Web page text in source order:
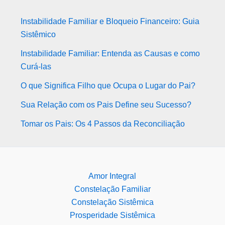
Instabilidade Familiar e Bloqueio Financeiro: Guia
Sistêmico
Instabilidade Familiar: Entenda as Causas e como
Curá-las
O que Significa Filho que Ocupa o Lugar do Pai?
Sua Relação com os Pais Define seu Sucesso?
Tomar os Pais: Os 4 Passos da Reconciliação
Amor Integral
Constelação Familiar
Constelação Sistêmica
Prosperidade Sistêmica